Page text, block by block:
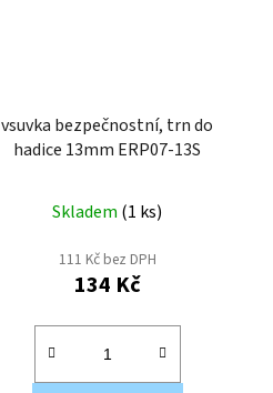
vsuvka bezpečnostní, trn do
hadice 13mm ERP07-13S
Skladem (1 ks)
111 Kč bez DPH
134 Kč